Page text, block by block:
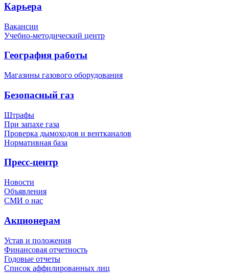
Карьера
Вакансии
Учебно-методический центр
География работы
Магазины газового оборудования
Безопасный газ
Штрафы
При запахе газа
Проверка дымоходов и вентканалов
Нормативная база
Пресс-центр
Новости
Объявления
СМИ о нас
Акционерам
Устав и положения
Финансовая отчетность
Годовые отчеты
Список аффилированных лиц